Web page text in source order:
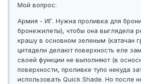
Мой вопрос:
Армия - ИГ. Нужна проливка для
бронежилеты), чтобы она выглядела
крашу в основном зеленым (катачан
цитадели делают поверхность еле
своей функции не выполняют (в
поверхности, проливке тупо некуда
использовать Quick Shade. Но после